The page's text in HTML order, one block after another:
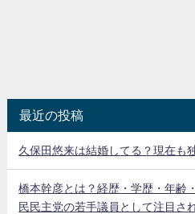
最近の投稿
久保田悠来は結婚してる？現在も
橋本幹彦とは？経歴・学歴・年齢
民民主党の若手議員として注目さ